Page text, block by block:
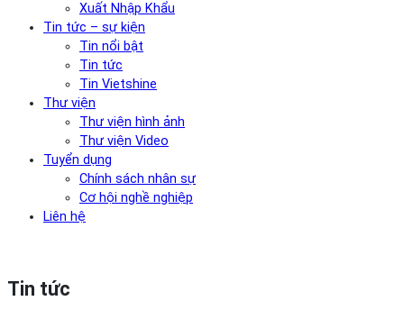
Xuất Nhập Khẩu
Tin tức – sự kiện
Tin nổi bật
Tin tức
Tin Vietshine
Thư viện
Thư viện hình ảnh
Thư viện Video
Tuyển dụng
Chính sách nhân sự
Cơ hội nghề nghiệp
Liên hệ
Tin tức